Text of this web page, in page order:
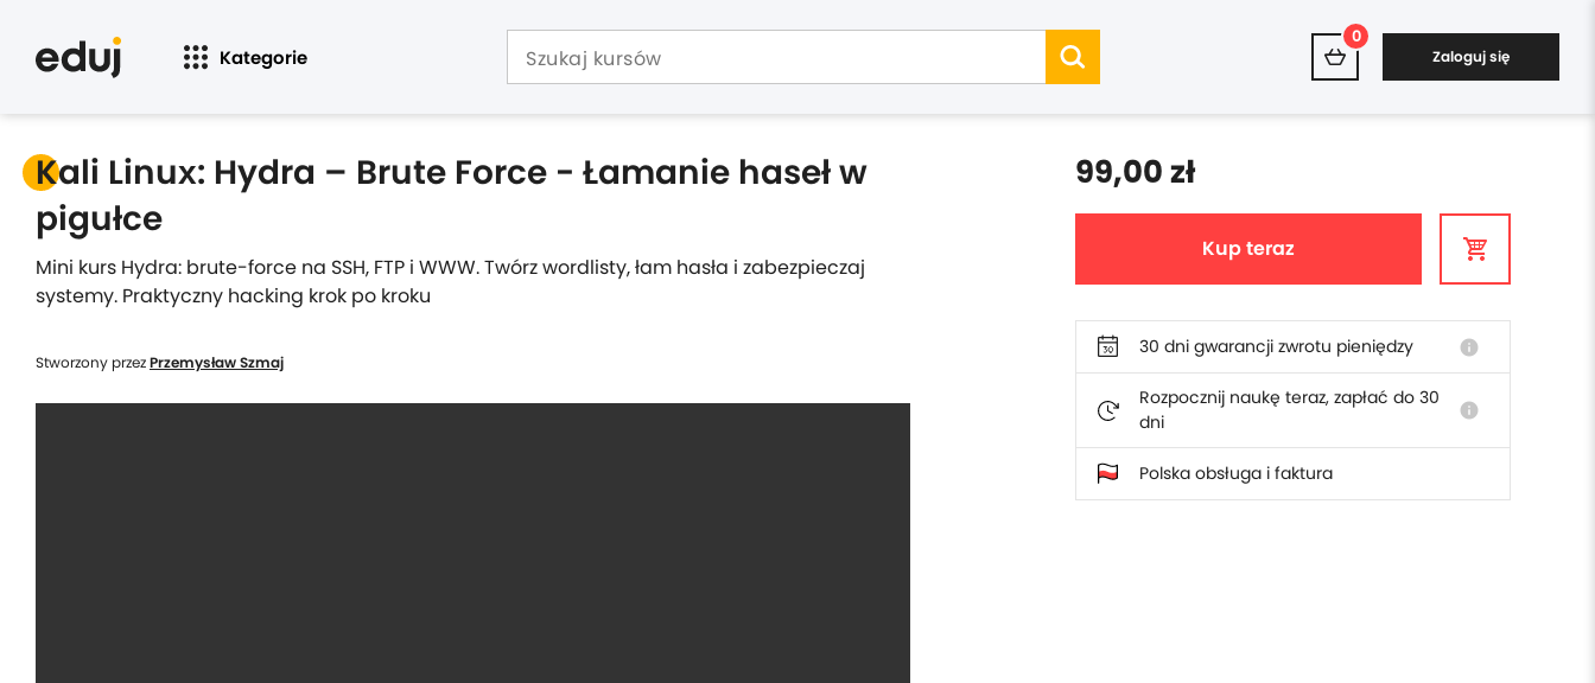
Kategorie
0
Zaloguj się
Kali Linux: Hydra – Brute Force - Łamanie haseł w
pigułce
Mini kurs Hydra: brute-force na SSH, FTP i WWW. Twórz wordlisty, łam hasła i zabezpieczaj
systemy. Praktyczny hacking krok po kroku
Stworzony przezPrzemysław Szmaj
99,00 zł
Kup teraz
30 dni gwarancji zwrotu pieniędzy info
Rozpocznij naukę teraz, zapłać do 30
dni
info
Polska obsługa i faktura